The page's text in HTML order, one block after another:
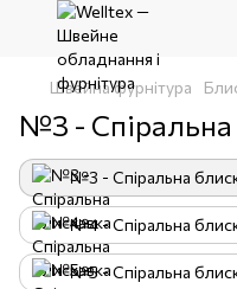
Швейна фурнітура
№3 - Спіральна
№3 - Спіральна
№4 - Спіральна
№5 - Спіральна